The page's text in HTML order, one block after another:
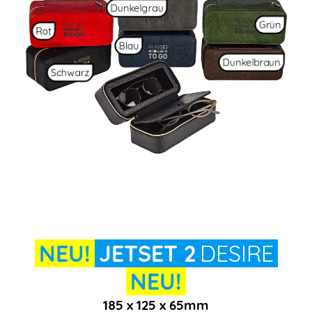
Rot
Schwarz
Dunkelgrau
Blau
Grün
Dunkelbraun
NEU! JETSET 2 DESIRE
NEU!
185 x 125 x 65mm